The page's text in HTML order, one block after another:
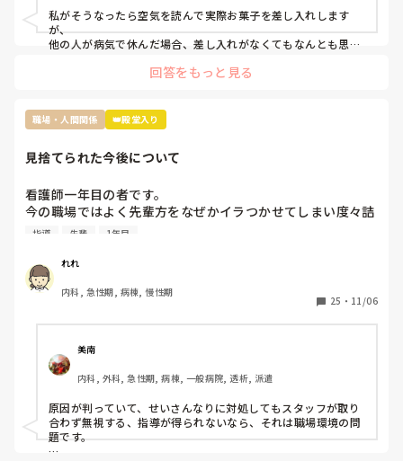
にしましたが…
ぶっちゃけ遊んでたわけではなくむしろコロナで苦しんでた
のにお菓子ごときでって話なんですけど、菓子折り買いに行
皆さんはそんな休んだらお菓子みたいなルールあります
私がそうなったら空気を読んで実際お菓子を差し入れします
が、
他の人が病気で休んだ場合、差し入れがなくてもなんとも思わ
コロナ感染の類や急病の場合は特に、そんな余裕もないでしょ
ね。
当たり前なんだから、文句言う人の気持ちが全くわかりませ
多分その人はいいお菓子を貰っても、休んだ事に対して文句を
言うタイプじゃないかなと思います。
『ただの文句言いたいウーマン』だと認識してしまいます。
そういう人は苦手なので、私だったら本人に
回答をもっと見る
職場・人間関係 👑殿堂入り
見捨てられた今後について
看護師一年目の者です。
今の職場ではよく先輩方をなぜかイラつかせてしまい度々詰
所で私のことについて色々と言ってることを耳にします。
が不快に感じると言われてます。
推測ですが私は人見知りで話すのが苦手なため毎日ペコペコ
しながら愛想笑いをして先輩方の機嫌を伺いなんとか仕事を
しかし元々メンタルも強くなかったことからこの状況がスト
レスとなり体調を崩し、睡眠不足と少し鬱状態な感じで仕事
をしていました。そのせいもあってか先輩に言われたことを
やってなかったりケアレスミスが目立つようになり、もとも
とよく思われてなかったため、この行いからついに見捨てら
れました。
見捨てられたと確信したのは明らかにもう何も指導していた
だけなくなり、詰所で〜さんにはもう無視した。もう教えな
指導 先輩 1年目
れれ
内科, 急性期, 病棟, 慢性期
25 ・ 11/06
美南
内科, 外科, 急性期, 病棟, 一般病院, 透析, 派遣
原因が判っていて、せいさんなりに対処してもスタッフが取り
合わず無視する、指導が得られないなら、それは職場環境の問
題です。